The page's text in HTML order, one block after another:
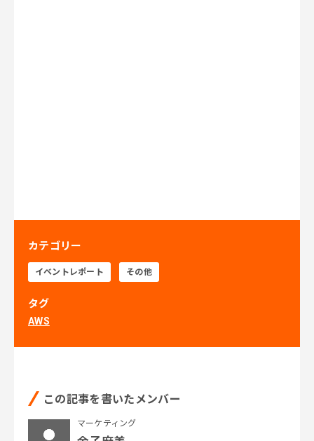
カテゴリー
イベントレポート その他
タグ
AWS
この記事を書いたメンバー
マーケティング